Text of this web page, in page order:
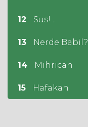
12 Sus! ..
13 Nerde Babil?
14 Mihrican
15 Hafakan